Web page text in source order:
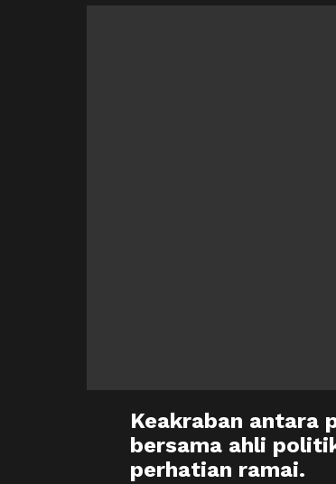
Keakraban antara
bersama ahli
perhatian ramai.